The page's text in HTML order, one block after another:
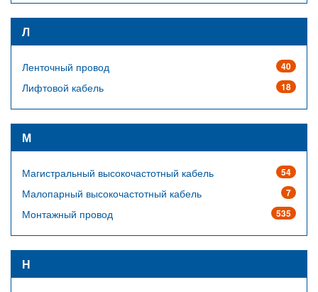
Л
40
Ленточный провод
18
Лифтовой кабель
М
54
Магистральный высокочастотный кабель
7
Малопарный высокочастотный кабель
535
Монтажный провод
Н